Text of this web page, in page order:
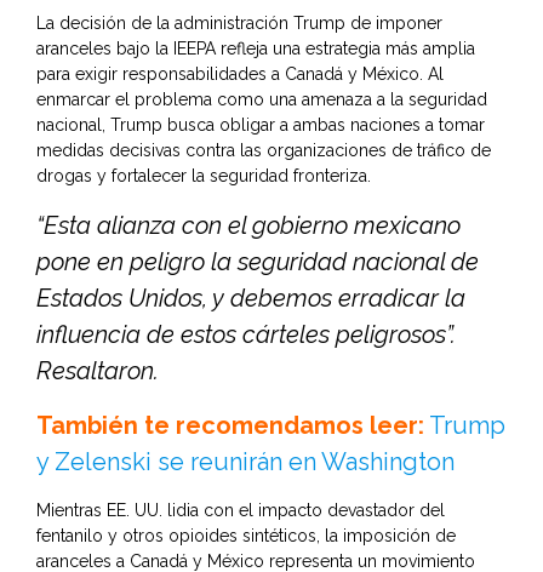
La decisión de la administración Trump de imponer
aranceles bajo la IEEPA refleja una estrategia más amplia
para exigir responsabilidades a Canadá y México. Al
enmarcar el problema como una amenaza a la seguridad
nacional, Trump busca obligar a ambas naciones a tomar
medidas decisivas contra las organizaciones de tráfico de
drogas y fortalecer la seguridad fronteriza.
“Esta alianza con el gobierno mexicano
pone en peligro la seguridad nacional de
Estados Unidos, y debemos erradicar la
influencia de estos cárteles peligrosos”.
Resaltaron.
También te recomendamos leer: Trump
y Zelenski se reunirán en Washington
Mientras EE. UU. lidia con el impacto devastador del
fentanilo y otros opioides sintéticos, la imposición de
aranceles a Canadá y México representa un movimiento